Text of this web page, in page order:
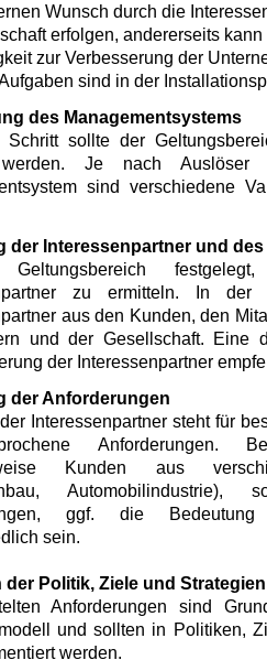
Wunsch durch die
erfolgen, andererseits
zur Verbesserung der
sind in der
des Managementsystems
sollte der
werden. Je nach
sind verschiedene
der Interessenpartner und
zu ermitteln. In
aus den Kunden, den
und der Gesellschaft. Eine
der Interessenpartner
der Anforderungen
Interessenpartner steht für
Anforderungen.
Kunden aus
ggf. die Bedeutung
sein.
der Politik, Ziele und Strategien
Anforderungen sind
und sollten in Politiken,
werden.